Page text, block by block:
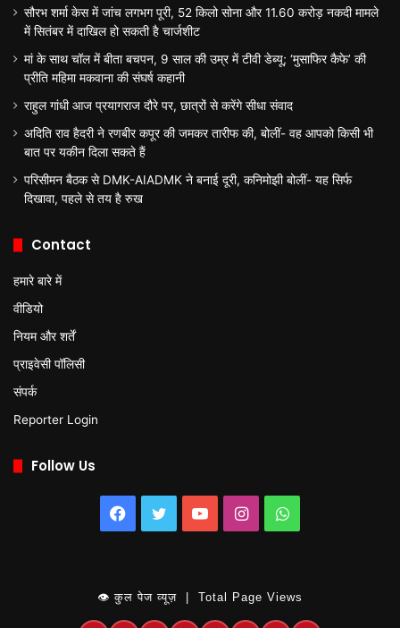
सौरभ शर्मा केस में जांच लगभग पूरी, 52 किलो सोना और 11.60 करोड़ नकदी मामले
में सितंबर में दाखिल हो सकती है चार्जशीट
मां के साथ चॉल में बीता बचपन, 9 साल की उम्र में टीवी डेब्यू; ‘मुसाफिर कैफे’ की
प्रीति महिमा मकवाना की संघर्ष कहानी
राहुल गांधी आज प्रयागराज दौरे पर, छात्रों से करेंगे सीधा संवाद
अदिति राव हैदरी ने रणबीर कपूर की जमकर तारीफ की, बोलीं- वह आपको किसी भी
बात पर यकीन दिला सकते हैं
परिसीमन बैठक से DMK-AIADMK ने बनाई दूरी, कनिमोझी बोलीं- यह सिर्फ
दिखावा, पहले से तय है रुख
Contact
हमारे बारे में
वीडियो
नियम और शर्तें
प्राइवेसी पॉलिसी
संपर्क
Reporter Login
Follow Us
Facebook
TwitterYouTubeInstagramWhatsApp
👁 कुल पेज व्यूज़ | Total Page Views